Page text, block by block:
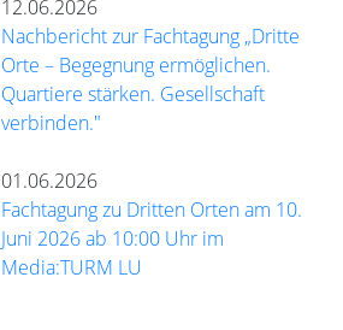
12.06.2026
Nachbericht zur Fachtagung „Dritte
Orte – Begegnung ermöglichen.
Quartiere stärken. Gesellschaft
verbinden."
01.06.2026
Fachtagung zu Dritten Orten am 10.
Juni 2026 ab 10:00 Uhr im
Media:TURM LU